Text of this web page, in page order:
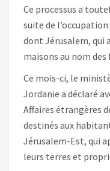
Ce processus a
suite de
dont Jérusalem, qui
maisons au nom
Ce mois-ci, le
Jordanie a déclaré
Affaires étrangères
destinés aux
Jérusalem-Est, qui
leurs terres et